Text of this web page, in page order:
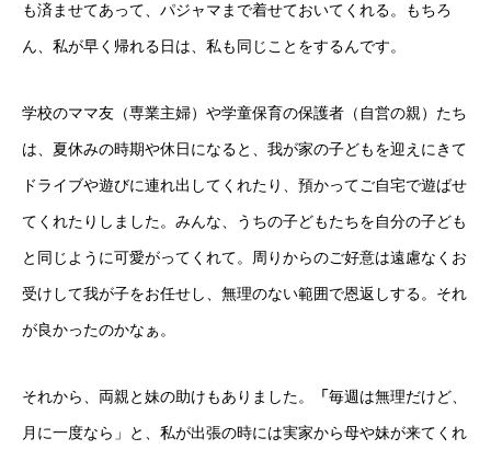
も済ませてあって、パジャマまで着せておいてくれる。もちろ
ん、私が早く帰れる日は、私も同じことをするんです。
学校のママ友（専業主婦）や学童保育の保護者（自営の親）たち
は、夏休みの時期や休日になると、我が家の子どもを迎えにきて
ドライブや遊びに連れ出してくれたり、預かってご自宅で遊ばせ
てくれたりしました。みんな、うちの子どもたちを自分の子ども
と同じように可愛がってくれて。周りからのご好意は遠慮なくお
受けして我が子をお任せし、無理のない範囲で恩返しする。それ
が良かったのかなぁ。
それから、両親と妹の助けもありました。 「毎週は無理だけど、
月に一度なら」と、私が出張の時には実家から母や妹が来てくれ